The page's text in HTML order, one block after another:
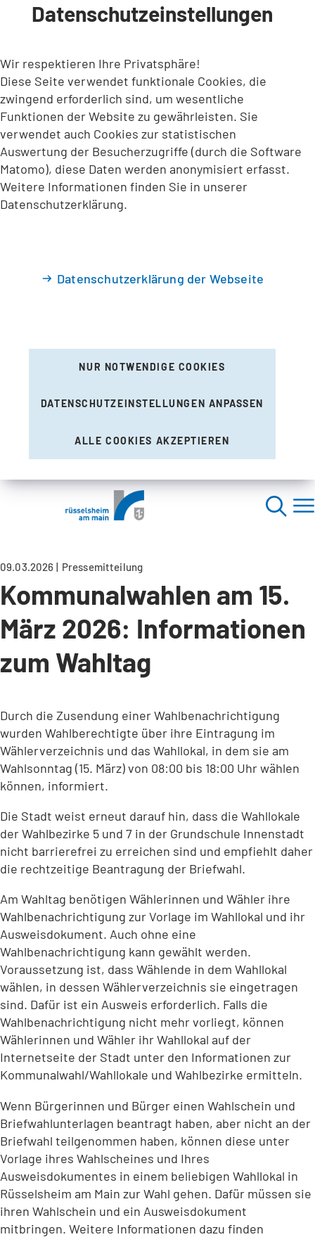
INHALT ANSPRINGEN
Datenschutzeinstellungen
Wir respektieren Ihre Privatsphäre!
Diese Seite verwendet funktionale Cookies, die
zwingend erforderlich sind, um wesentliche
Funktionen der Website zu gewährleisten. Sie
verwendet auch Cookies zur statistischen
Auswertung der Besucherzugriffe (durch die Software
Matomo), diese Daten werden anonymisiert erfasst.
Weitere Informationen finden Sie in unserer
Datenschutzerklärung.
Datenschutzerklärung der Webseite
NUR NOTWENDIGE COOKIES
DATENSCHUTZEINSTELLUNGEN ANPASSEN
ALLE COOKIES AKZEPTIEREN
09.03.2026 Pressemitteilung
Kommunalwahlen am 15.
März 2026: Informationen
zum Wahltag
Durch die Zusendung einer Wahlbenachrichtigung
wurden Wahlberechtigte über ihre Eintragung im
Wählerverzeichnis und das Wahllokal, in dem sie am
Wahlsonntag (15. März) von 08:00 bis 18:00 Uhr wählen
können, informiert.
Die Stadt weist erneut darauf hin, dass die Wahllokale
der Wahlbezirke 5 und 7 in der Grundschule Innenstadt
nicht barrierefrei zu erreichen sind und empfiehlt daher
die rechtzeitige Beantragung der Briefwahl.
Am Wahltag benötigen Wählerinnen und Wähler ihre
Wahlbenachrichtigung zur Vorlage im Wahllokal und ihr
Ausweisdokument. Auch ohne eine
Wahlbenachrichtigung kann gewählt werden.
Voraussetzung ist, dass Wählende in dem Wahllokal
wählen, in dessen Wählerverzeichnis sie eingetragen
sind. Dafür ist ein Ausweis erforderlich. Falls die
Wahlbenachrichtigung nicht mehr vorliegt, können
Wählerinnen und Wähler ihr Wahllokal auf der
Internetseite der Stadt unter den Informationen zur
Kommunalwahl/Wahllokale und Wahlbezirke ermitteln.
Wenn Bürgerinnen und Bürger einen Wahlschein und
Briefwahlunterlagen beantragt haben, aber nicht an der
Briefwahl teilgenommen haben, können diese unter
Vorlage ihres Wahlscheines und Ihres
Ausweisdokumentes in einem beliebigen Wahllokal in
Rüsselsheim am Main zur Wahl gehen. Dafür müssen sie
ihren Wahlschein und ein Ausweisdokument
mitbringen. Weitere Informationen dazu finden